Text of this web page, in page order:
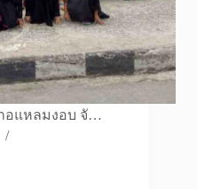
อแหลมงอบ จั…